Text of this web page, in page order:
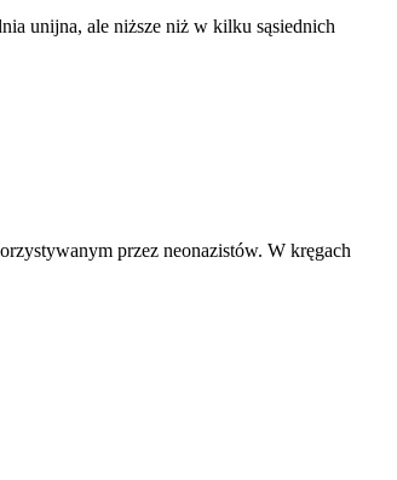
unijna, ale niższe niż w kilku sąsiednich
przez neonazistów. W kręgach